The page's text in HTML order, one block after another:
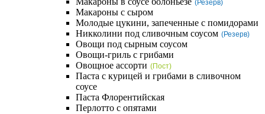
(Резерв)
Макароны с сыром
Молодые цукини, запеченные с помидорами
Никколини под сливочным соусом (Резерв)
Овощи под сырным соусом
Овощи-гриль с грибами
Овощное ассорти (Пост)
Паста с курицей и грибами в сливочном
соусе
Паста Флорентийская
Перлотто с опятами